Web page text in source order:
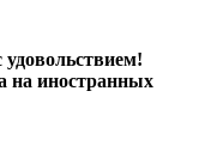
удовольствием!
на иностранных